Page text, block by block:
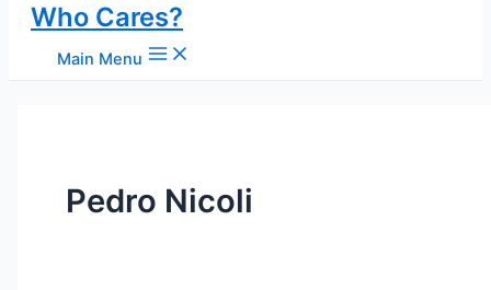
Who Cares?
Main Menu
Pedro Nicoli